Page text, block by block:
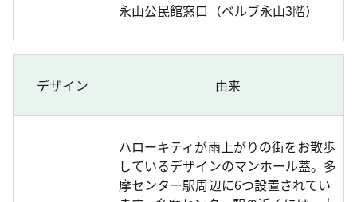
永山公民館窓口（ベルブ永山3階）
デザイン 由来
ハローキティが雨上がりの街をお散歩
しているデザインのマンホール蓋。多
摩センター駅周辺に6つ設置されてい